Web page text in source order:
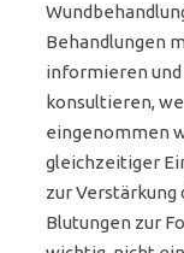
Behandlungen
informieren
konsultieren,
eingenommen
gleichzeitiger
zur Verstärkung
Blutungen zur